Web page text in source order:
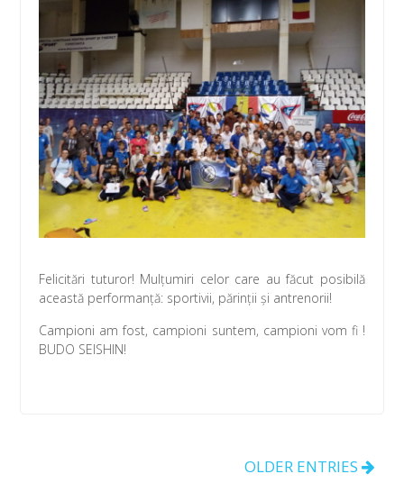
Felicitări tuturor! Mulțumiri celor care au făcut posibilă
această performanță: sportivii, părinții și antrenorii!
Campioni am fost, campioni suntem, campioni vom fi !
BUDO SEISHIN!
OLDER ENTRIES